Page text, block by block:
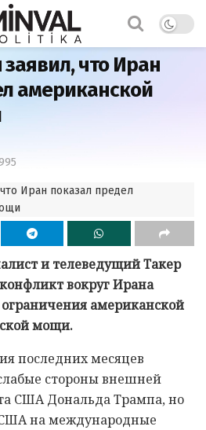
что Иран
американской
и телеведущий Такер
вокруг Ирана
американской
мощи.
последних месяцев
стороны внешней
США Дональда Трампа, но
на международные